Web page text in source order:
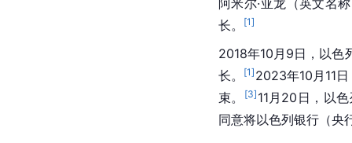
长。
[1]
2018年10月9日，以色
长。
[1] 2023年10月11
束。
[3] 11月20日，以
同意将以色列银行（央